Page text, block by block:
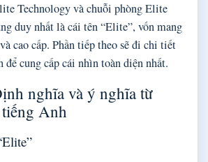
Technology và chuỗi phòng Elite
duy nhất là cái tên “Elite”, vốn mang
cao cấp. Phần tiếp theo sẽ đi chi tiết
để cung cấp cái nhìn toàn diện nhất.
nghĩa và ý nghĩa từ
Anh